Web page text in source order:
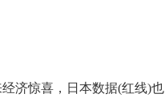
济惊喜，日本数据(红线)也